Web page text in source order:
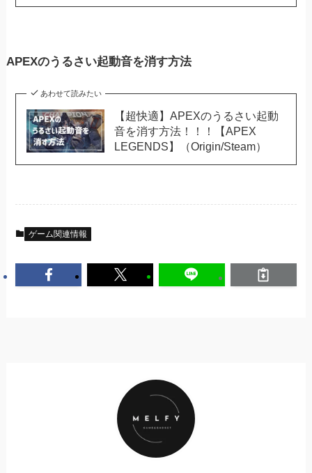
APEXのうるさい起動音を消す方法
あわせて読みたい
【超快適】APEXのうるさい起動
音を消す方法！！！【APEX
LEGENDS】（Origin/Steam）
ゲーム関連情報